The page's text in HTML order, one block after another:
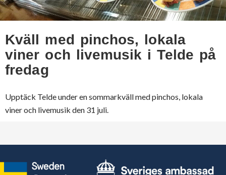
Kväll med pinchos, lokala
viner och livemusik i Telde på
fredag
Upptäck Telde under en sommarkväll med pinchos, lokala
viner och livemusik den 31 juli.